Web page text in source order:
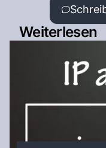
Weiterlesen